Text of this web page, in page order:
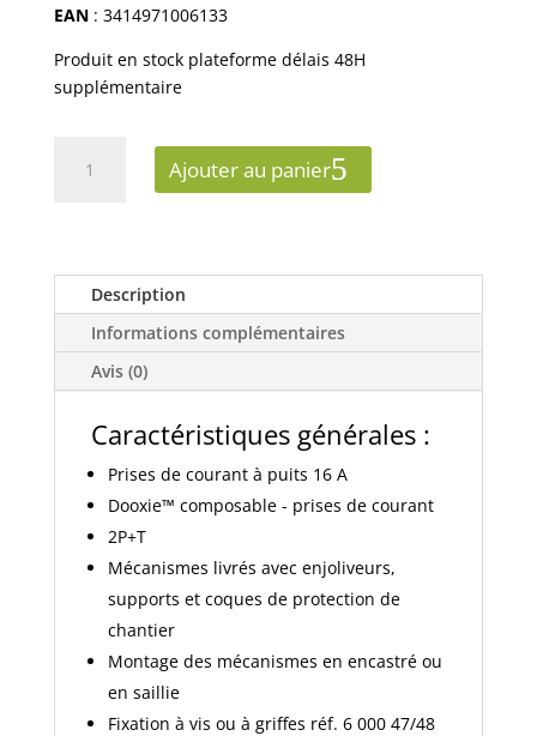
EAN: 3414971006133
Produit en stock plateforme délais 48H
supplémentaire
legrand
dooxie
puits
finition
blanc
600337
Ajouter au panier
Description
Informations complémentaires
Avis (0)
Caractéristiques générales :
Prises de courant à puits 16 A
Dooxie™ composable - prises de courant
2P+T
Mécanismes livrés avec enjoliveurs,
supports et coques de protection de
chantier
Montage des mécanismes en encastré ou
en saillie
Fixation à vis ou à griffes réf. 6 000 47/48